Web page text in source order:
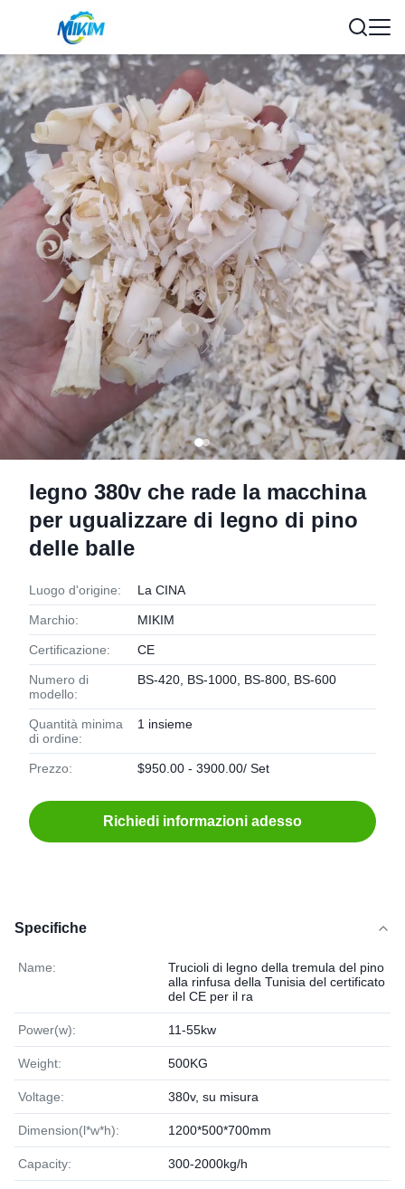
legno 380v che rade la macchina
per ugualizzare di legno di pino
delle balle
Luogo d'origine: La CINA
Marchio: MIKIM
Certificazione: CE
Numero di
modello:
BS-420, BS-1000, BS-800, BS-600
Quantità minima
di ordine:
1 insieme
Prezzo: $950.00 - 3900.00/ Set
Richiedi informazioni adesso
Specifiche
Name:
Trucioli di legno della tremula del pino
alla rinfusa della Tunisia del certificato
del CE per il ra
Power(w): 11-55kw
Weight: 500KG
Voltage: 380v, su misura
Dimension(l*w*h): 1200*500*700mm
Capacity: 300-2000kg/h